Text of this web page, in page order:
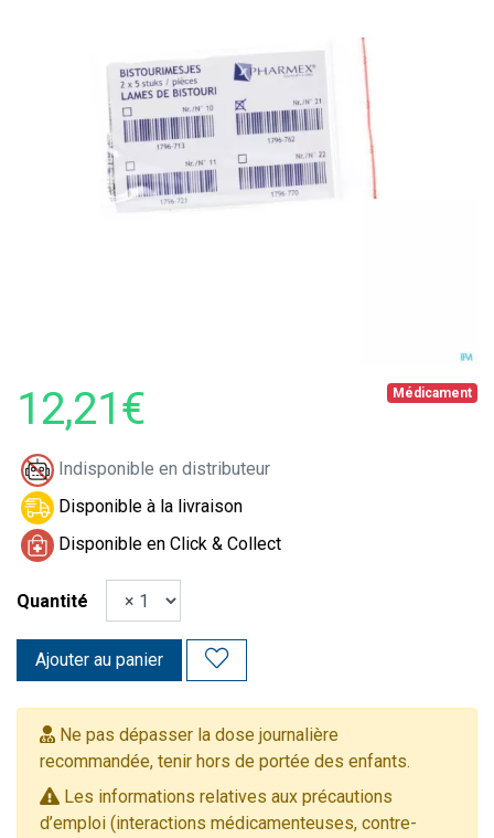
Médicament
12,21€
Indisponible en distributeur
Disponible à la livraison
Disponible en Click & Collect
Quantité
Ajouter au panier
Ne pas dépasser la dose journalière
recommandée, tenir hors de portée des enfants.
Les informations relatives aux précautions
d’emploi (interactions médicamenteuses, contre-